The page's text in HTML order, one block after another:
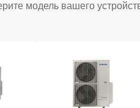
модель вашего